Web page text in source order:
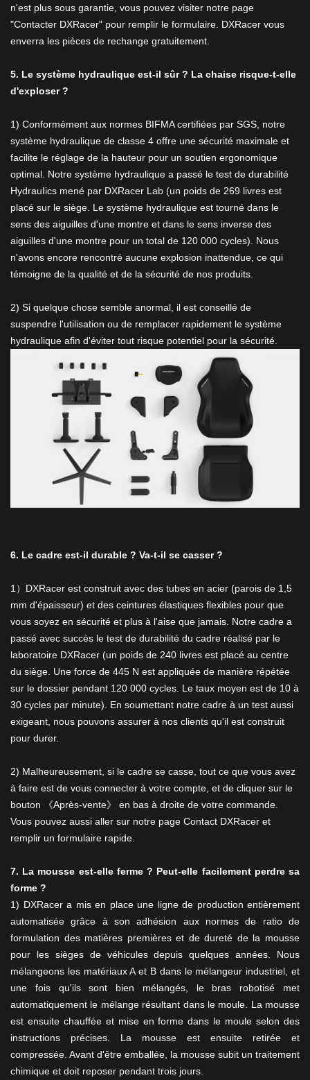
n'est plus sous garantie, vous pouvez visiter notre page
"Contacter DXRacer" pour remplir le formulaire. DXRacer vous
enverra les pièces de rechange gratuitement.
5. Le système hydraulique est-il sûr ? La chaise risque-t-elle
d'exploser ?
1) Conformément aux normes BIFMA certifiées par SGS, notre
système hydraulique de classe 4 offre une sécurité maximale et
facilite le réglage de la hauteur pour un soutien ergonomique
optimal. Notre système hydraulique a passé le test de durabilité
HydrauIics mené par DXRacer Lab (un poids de 269 livres est
placé sur le siège. Le système hydraulique est tourné dans le
sens des aiguilles d'une montre et dans le sens inverse des
aiguilles d'une montre pour un total de 120 000 cycles). Nous
n'avons encore rencontré aucune explosion inattendue, ce qui
témoigne de la qualité et de la sécurité de nos produits.
2) Si quelque chose semble anormal, il est conseillé de
suspendre l'utilisation ou de remplacer rapidement le système
hydraulique afin d'éviter tout risque potentiel pour la sécurité.
6. Le cadre est-il durable ? Va-t-il se casser ?
1）DXRacer est construit avec des tubes en acier (parois de 1,5
mm d'épaisseur) et des ceintures élastiques flexibles pour que
vous soyez en sécurité et plus à l'aise que jamais. Notre cadre a
passé avec succès le test de durabilité du cadre réalisé par le
laboratoire DXRacer (un poids de 240 livres est placé au centre
du siège. Une force de 445 N est appliquée de manière répétée
sur le dossier pendant 120 000 cycles. Le taux moyen est de 10 à
30 cycles par minute). En soumettant notre cadre à un test aussi
exigeant, nous pouvons assurer à nos clients qu'il est construit
pour durer.
2) Malheureusement, si le cadre se casse, tout ce que vous avez
à faire est de vous connecter à votre compte, et de cliquer sur le
bouton 《Après-vente》 en bas à droite de votre commande.
Vous pouvez aussi aller sur notre page Contact DXRacer et
remplir un formulaire rapide.
7. La mousse est-elle ferme ? Peut-elle facilement perdre sa
forme ?
1) DXRacer a mis en place une ligne de production entièrement
automatisée grâce à son adhésion aux normes de ratio de
formulation des matières premières et de dureté de la mousse
pour les sièges de véhicules depuis quelques années. Nous
mélangeons les matériaux A et B dans le mélangeur industriel, et
une fois qu'ils sont bien mélangés, le bras robotisé met
automatiquement le mélange résultant dans le moule. La mousse
est ensuite chauffée et mise en forme dans le moule selon des
instructions précises. La mousse est ensuite retirée et
compressée. Avant d'être emballée, la mousse subit un traitement
chimique et doit reposer pendant trois jours.